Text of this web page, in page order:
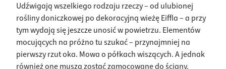
Udźwigają wszelkiego rodzaju rzeczy – od ulubionej
rośliny doniczkowej po dekoracyjną wieżę Eiffla – a przy
tym wydają się jeszcze unosić w powietrzu. Elementów
mocujących na próżno tu szukać – przynajmniej na
pierwszy rzut oka. Mowa o półkach wiszących. A jednak
również one muszą zostać zamocowane do ściany.